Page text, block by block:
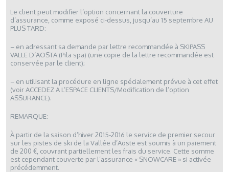
Le client peut modifier l’option concernant la couverture
d’assurance, comme exposé ci-dessus, jusqu’au 15 septembre AU
PLUS TARD:
– en adressant sa demande par lettre recommandée à SKIPASS
VALLE D’AOSTA (Pila spa) (une copie de la lettre recommandée est
conservée par le client);
– en utilisant la procédure en ligne spécialement prévue à cet effet
(voir ACCEDEZ A L’ESPACE CLIENTS/Modification de l’option
ASSURANCE).
REMARQUE:
À partir de la saison d’hiver 2015-2016 le service de premier secour
sur les pistes de ski de la Vallée d’Aoste est soumis à un paiement
de 200 €, couvrant partiellement les frais du service. Cette somme
est cependant couverte par l’assurance « SNOWCARE » si activée
précédemment.